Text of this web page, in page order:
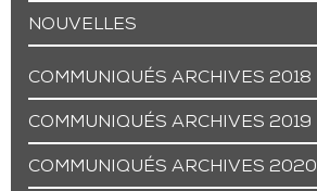
NOUVELLES
COMMUNIQUÉS ARCHIVES 2018
COMMUNIQUÉS ARCHIVES 2019
COMMUNIQUÉS ARCHIVES 2020